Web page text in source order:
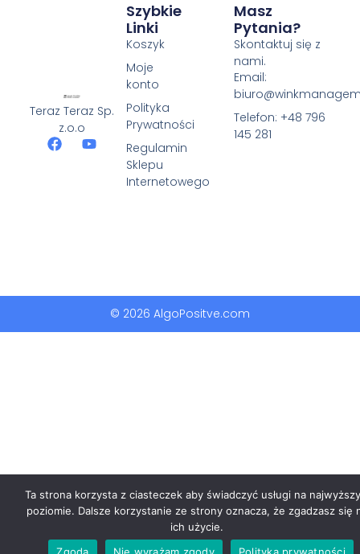
Teraz Teraz Sp.
z.o.o
Szybkie
Linki
Koszyk
Moje
konto
Polityka
Prywatności
Regulamin
Sklepu
Internetowego
Masz
Pytania?
Skontaktuj się z
nami.
Email:
Telefon: +48 796
145 281
© 2026 AlgoPositve.com
Ta strona korzysta z ciasteczek aby świadczyć usługi na
poziomie. Dalsze korzystanie ze strony oznacza, że zgadzasz się
ich użycie.
Zgoda
Nie wyrażam zgody Polityka prywatności